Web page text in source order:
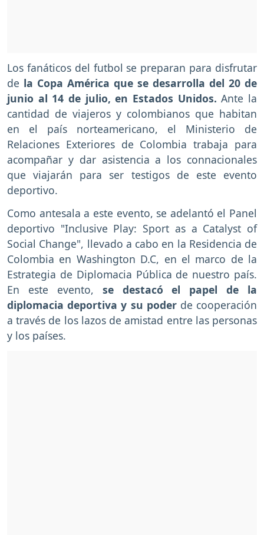
Los fanáticos del futbol se preparan para disfrutar
de la Copa América que se desarrolla del 20 de
junio al 14 de julio, en Estados Unidos.Ante la
cantidad de viajeros y colombianos que habitan
en el país norteamericano, el Ministerio de
Relaciones Exteriores de Colombia trabaja para
acompañar y dar asistencia a los connacionales
que viajarán para ser testigos de este evento
deportivo.
Como antesala a este evento, se adelantó el Panel
deportivo "Inclusive Play: Sport as a Catalyst of
Social Change", llevado a cabo en la Residencia de
Colombia en Washington D.C, en el marco de la
Estrategia de Diplomacia Pública de nuestro país.
En este evento, se destacó el papel de la
diplomacia deportiva y su poderde cooperación
a través de los lazos de amistad entre las personas
y los países.